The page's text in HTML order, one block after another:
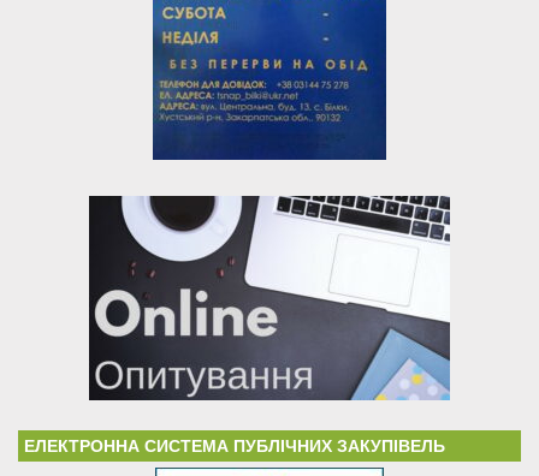
ЕЛЕКТРОННА СИСТЕМА ПУБЛІЧНИХ ЗАКУПІВЕЛЬ